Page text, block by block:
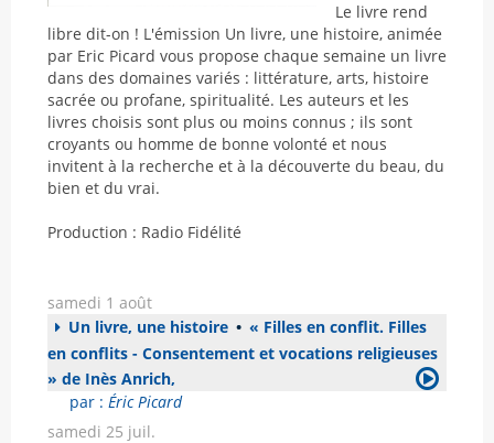
Le livre rend
libre dit-on ! L'émission Un livre, une histoire, animée
par Eric Picard vous propose chaque semaine un livre
dans des domaines variés : littérature, arts, histoire
sacrée ou profane, spiritualité. Les auteurs et les
livres choisis sont plus ou moins connus ; ils sont
croyants ou homme de bonne volonté et nous
invitent à la recherche et à la découverte du beau, du
bien et du vrai.
Production : Radio Fidélité
samedi 1 août
Un livre, une histoire • « Filles en conflit. Filles
en conflits - Consentement et vocations religieuses
» de Inès Anrich,
par : Éric Picard
samedi 25 juil.